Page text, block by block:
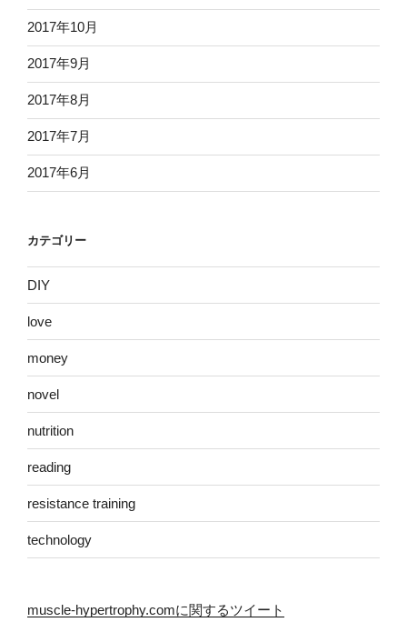
2017年10月
2017年9月
2017年8月
2017年7月
2017年6月
カテゴリー
DIY
love
money
novel
nutrition
reading
resistance training
technology
muscle-hypertrophy.comに関するツイート